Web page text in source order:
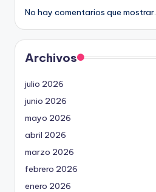
No hay comentarios que mostrar.
Archivos
julio 2026
junio 2026
mayo 2026
abril 2026
marzo 2026
febrero 2026
enero 2026